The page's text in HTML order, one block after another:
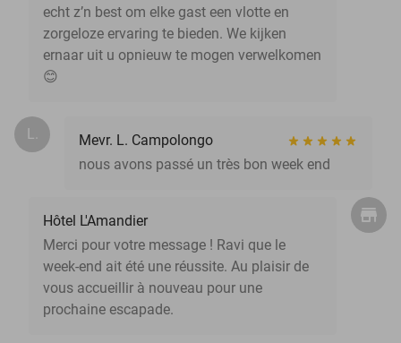
echt z’n best om elke gast een vlotte en
zorgeloze ervaring te bieden. We kijken
ernaar uit u opnieuw te mogen verwelkomen
😊
L.
Mevr. L. Campolongo
nous avons passé un très bon week end
Hôtel L'Amandier
Merci pour votre message ! Ravi que le
week-end ait été une réussite. Au plaisir de
vous accueillir à nouveau pour une
prochaine escapade.